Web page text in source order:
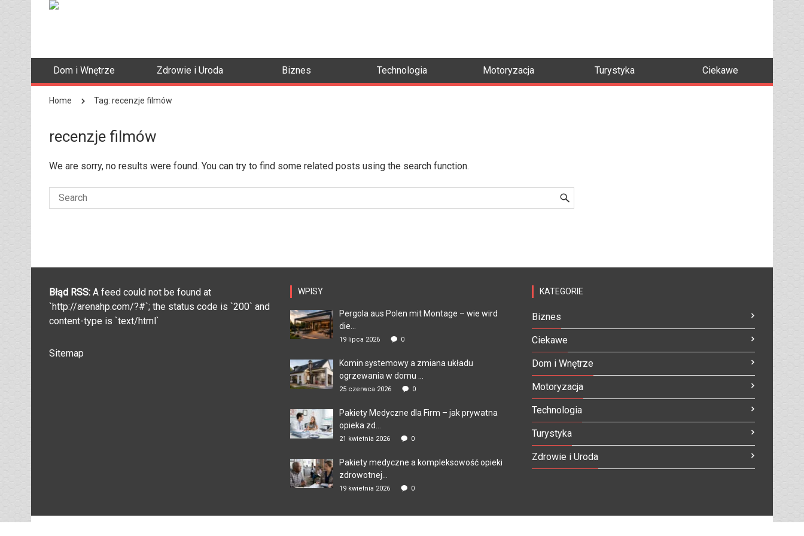
Dom i Wnętrze Zdrowie i Uroda Biznes Technologia Motoryzacja Turystyka Ciekawe
Home Tag: recenzje filmów
recenzje filmów
We are sorry, no results were found. You can try to find some related posts using the search function.
Błąd RSS: A feed could not be found at
`http://arenahp.com/?#`; the status code is `200` and
content-type is `text/html`
Sitemap
WPISY
Pergola aus Polen mit Montage – wie wird
die...
19 lipca 2026 0
Komin systemowy a zmiana układu
ogrzewania w domu ...
25 czerwca 2026 0
Pakiety Medyczne dla Firm – jak prywatna
opieka zd...
21 kwietnia 2026 0
Pakiety medyczne a kompleksowość opieki
zdrowotnej...
19 kwietnia 2026 0
KATEGORIE
Biznes
Ciekawe
Dom i Wnętrze
Motoryzacja
Technologia
Turystyka
Zdrowie i Uroda